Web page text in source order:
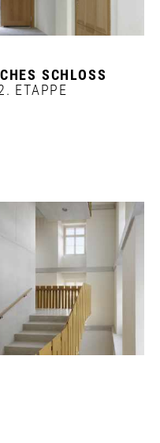
SCHLOSS
ETAPPE